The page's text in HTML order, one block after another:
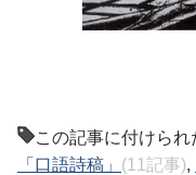
この記事に付けられ
「口語詩稿」 (11記事),